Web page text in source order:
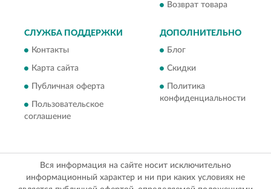
Возврат товара
СЛУЖБА ПОДДЕРЖКИ
Контакты
Карта сайта
Публичная оферта
Пользовательское
соглашение
ДОПОЛНИТЕЛЬНО
Блог
Скидки
Политика
конфиденциальности
Вся информация на сайте носит исключительно
информационный характер и ни при каких условиях не